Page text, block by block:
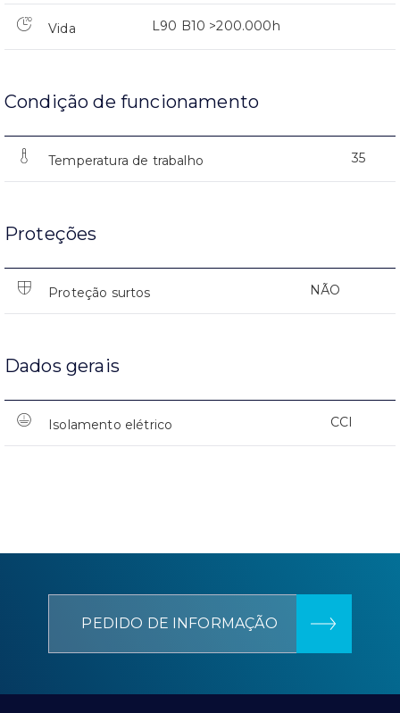
Vida L90 B10 >200.000h
Condição de funcionamento
Temperatura de trabalho 35
Proteções
Proteção surtos NÃO
Dados gerais
Isolamento elétrico CCI
PEDIDO DE INFORMAÇÃO